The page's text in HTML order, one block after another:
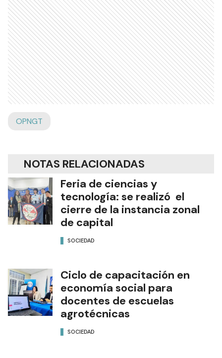
OPNGT
NOTAS RELACIONADAS
Feria de ciencias y
tecnología: se realizó el
cierre de la instancia zonal
de capital
SOCIEDAD
Ciclo de capacitación en
economía social para
docentes de escuelas
agrotécnicas
SOCIEDAD